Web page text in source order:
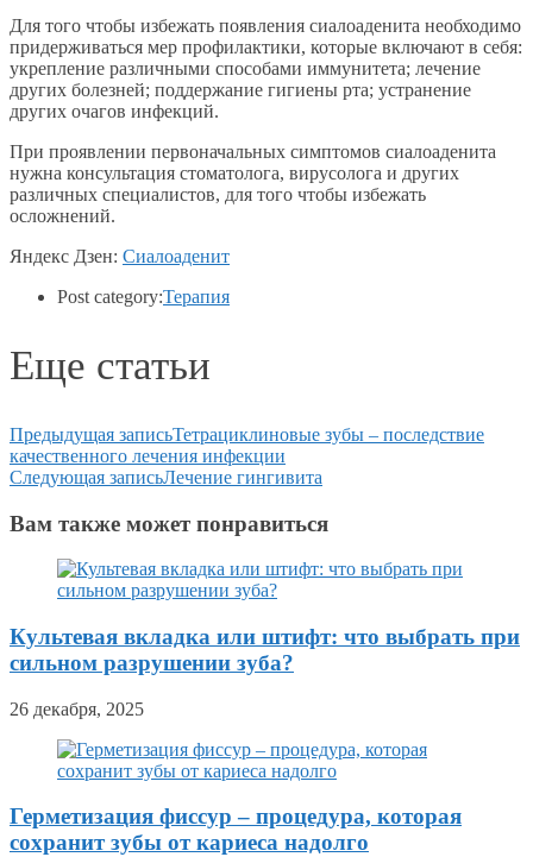
Для того чтобы избежать появления сиалоаденита необходимо
придерживаться мер профилактики, которые включают в себя:
укрепление различными способами иммунитета; лечение
других болезней; поддержание гигиены рта; устранение
других очагов инфекций.
При проявлении первоначальных симптомов сиалоаденита
нужна консультация стоматолога, вирусолога и других
различных специалистов, для того чтобы избежать
осложнений.
Яндекс Дзен: Сиалоаденит
Post category:Терапия
Еще статьи
Предыдущая записьТетрациклиновые зубы – последствие
качественного лечения инфекции
Следующая записьЛечение гингивита
Вам также может понравиться
Культевая вкладка или штифт: что выбрать при
сильном разрушении зуба?
26 декабря, 2025
Герметизация фиссур – процедура, которая
сохранит зубы от кариеса надолго